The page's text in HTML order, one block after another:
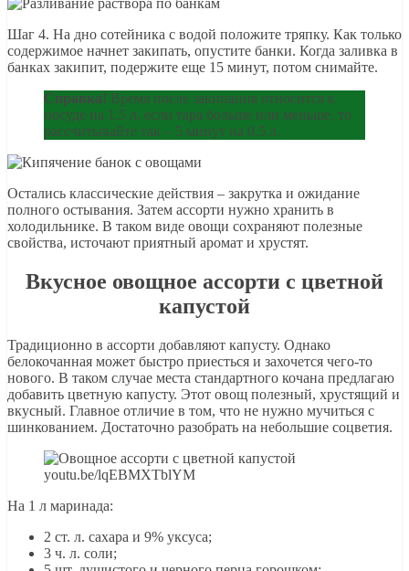
Шаг 4. На дно сотейника с водой положите тряпку. Как только
содержимое начнет закипать, опустите банки. Когда заливка в
банках закипит, подержите еще 15 минут, потом снимайте.
Справка! Время после закипания относится к
посуде на 1.5 л, если тара больше или меньше, то
рассчитывайте так – 5 минут на 0.5 л.
Остались классические действия – закрутка и ожидание
полного остывания. Затем ассорти нужно хранить в
холодильнике. В таком виде овощи сохраняют полезные
свойства, источают приятный аромат и хрустят.
Вкусное овощное ассорти с цветной
капустой
Традиционно в ассорти добавляют капусту. Однако
белокочанная может быстро приесться и захочется чего-то
нового. В таком случае места стандартного кочана предлагаю
добавить цветную капусту. Этот овощ полезный, хрустящий и
вкусный. Главное отличие в том, что не нужно мучиться с
шинкованием. Достаточно разобрать на небольшие соцветия.
youtu.be/lqEBMXTblYM
На 1 л маринада:
2 ст. л. сахара и 9% уксуса;
3 ч. л. соли;